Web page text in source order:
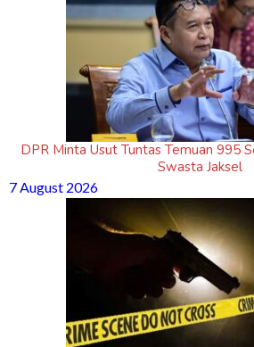
DPR Minta Usut Tuntas Temuan 995
Swasta Jaksel
7 August 2026